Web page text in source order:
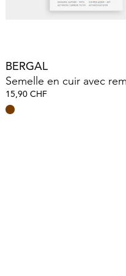
BERGAL
15,90 CHF